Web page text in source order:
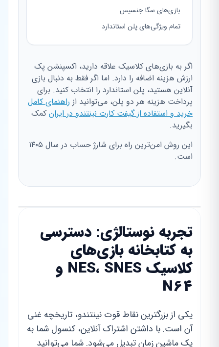
بازی‌های سگا جنسیس
تمام ویژگی‌های پلن استاندارد
اگر به بازی‌های کلاسیک علاقه دارید، اکسپنشن پک
ارزش هزینه اضافه را دارد. اما اگر فقط به دنبال بازی
آنلاین هستید، پلن استاندارد را انتخاب کنید. برای
پرداخت هزینه هر دو پلن، می‌توانید از راهنمای کامل
خرید و استفاده از گیفت کارت نینتندو در ایران کمک
بگیرید.
این روش امن‌ترین راه برای شارژ حساب در سال ۱۴۰۵
است.
تجربه نوستالژی: دسترسی
به کتابخانه بازی‌های
کلاسیک NES، SNES و
N64
یکی از بزرگترین نقاط قوت نینتندو، تاریخچه غنی
آن است. با داشتن اشتراک آنلاین، کنسول شما به
یک ماشین زمان تبدیل می‌شود. شما می‌توانید